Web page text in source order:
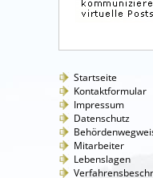
Startseite
Kontaktformular
Impressum
Datenschutz
Mitarbeiter
Lebenslagen